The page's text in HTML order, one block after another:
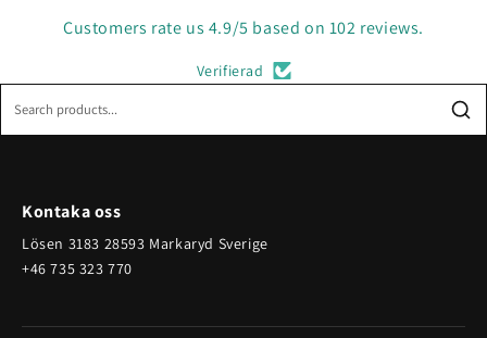
Customers rate us 4.9/5 based on 102 reviews.
Verifierad
Kontaka oss
Lösen 3183 28593 Markaryd Sverige
+46 735 323 770